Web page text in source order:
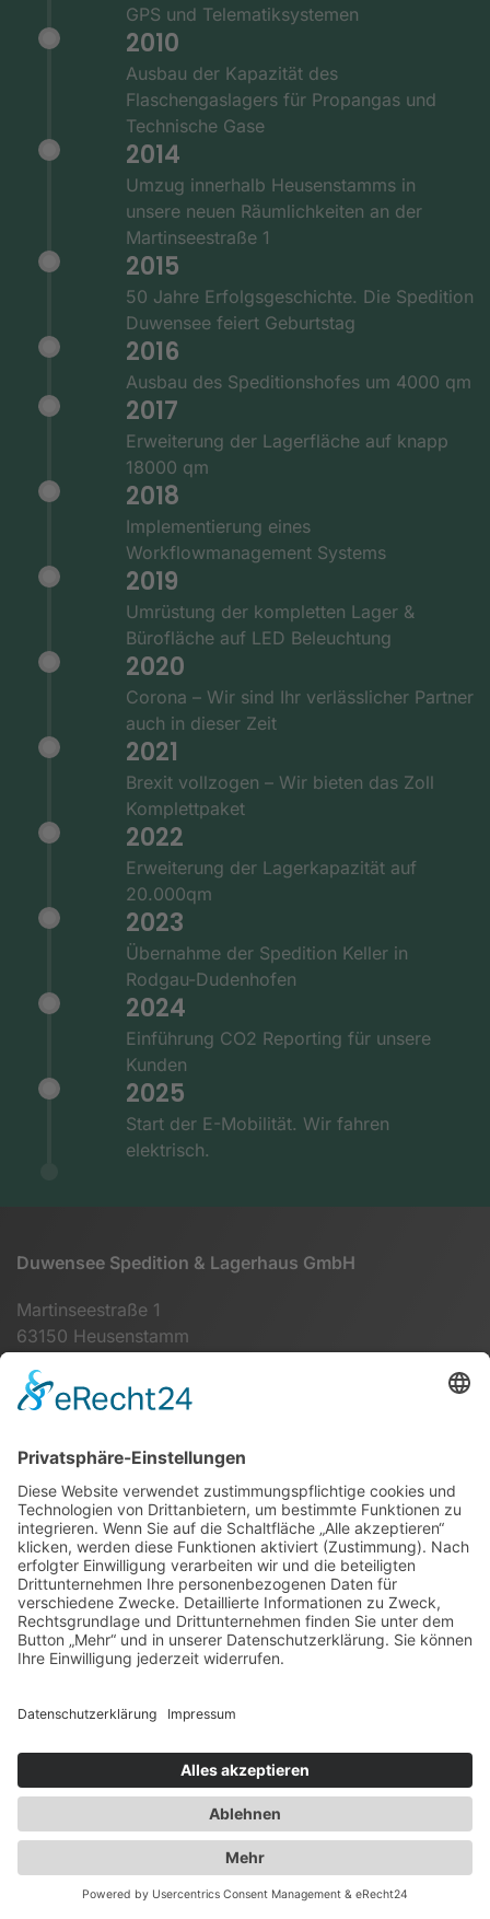
GPS und Telematiksystemen
2010
Ausbau der Kapazität des
Flaschengaslagers für Propangas und
Technische Gase
2014
Umzug innerhalb Heusenstamms in
unsere neuen Räumlichkeiten an der
Martinseestraße 1
2015
50 Jahre Erfolgsgeschichte. Die Spedition
Duwensee feiert Geburtstag
2016
Ausbau des Speditionshofes um 4000 qm
2017
Erweiterung der Lagerfläche auf knapp
18000 qm
2018
Implementierung eines
Workflowmanagement Systems
2019
Umrüstung der kompletten Lager &
Bürofläche auf LED Beleuchtung
2020
Corona – Wir sind Ihr verlässlicher Partner
auch in dieser Zeit
2021
Brexit vollzogen – Wir bieten das Zoll
Komplettpaket
2022
Erweiterung der Lagerkapazität auf
20.000qm
2023
Übernahme der Spedition Keller in
Rodgau-Dudenhofen
2024
Einführung CO2 Reporting für unsere
Kunden
2025
Start der E-Mobilität. Wir fahren
elektrisch.
Duwensee Spedition & Lagerhaus GmbH
Martinseestraße 1
63150 Heusenstamm
info@duwensee-gmbh.de
Spezialisten für:
Fernverkehr Transport Europa
Nahverkehr Transport Rhein-Main
UK-Transporte
Lagerlogistik
Weiteres:
Impressum
Datenschutzerklärung
Duwensee auf Facebook